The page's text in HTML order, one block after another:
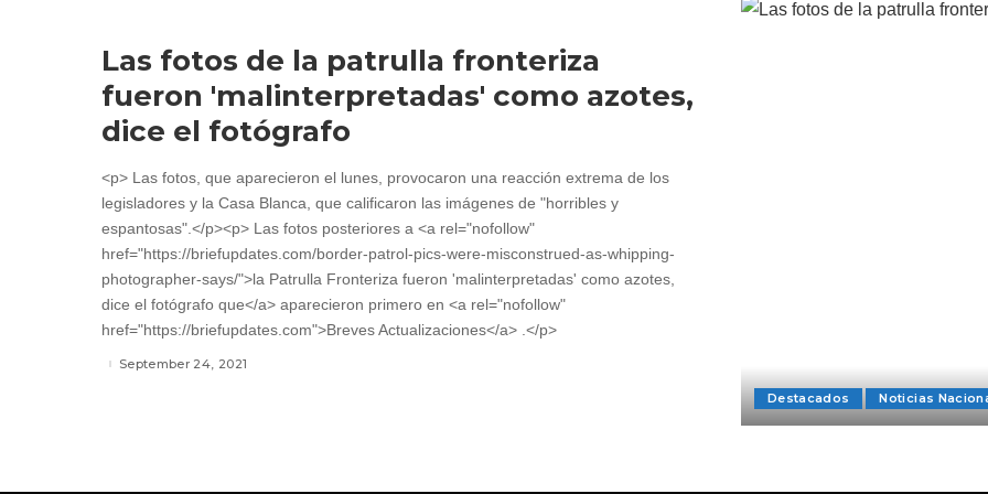
Destacados Noticias
Las fotos de la patrulla fronteriza
fueron 'malinterpretadas' como azotes,
dice el fotógrafo
<p> Las fotos, que aparecieron el lunes, provocaron una reacción extrema de los
legisladores y la Casa Blanca, que calificaron las imágenes de "horribles y
espantosas".</p><p> Las fotos posteriores a <a rel="nofollow"
href="https://briefupdates.com/border-patrol-pics-were-misconstrued-as-whipping-
photographer-says/">la Patrulla Fronteriza fueron 'malinterpretadas' como azotes,
dice el fotógrafo que</a> aparecieron primero en <a rel="nofollow"
href="https://briefupdates.com">Breves Actualizaciones</a> .</p>
September 24, 2021